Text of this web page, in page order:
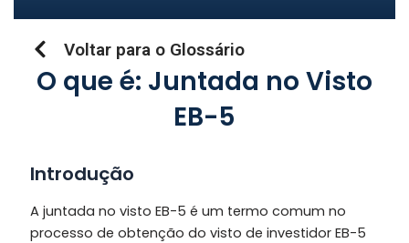
Voltar para o Glossário
O que é: Juntada no Visto
EB-5
Introdução
A juntada no visto EB-5 é um termo comum no
processo de obtenção do visto de investidor EB-5